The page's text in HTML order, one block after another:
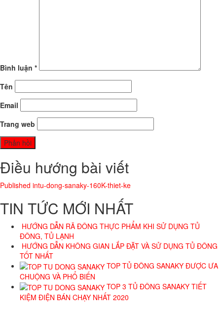
Bình luận *
Tên
Email
Trang web
Điều hướng bài viết
Published intu-dong-sanaky-160K-thiet-ke
TIN TỨC MỚI NHẤT
HƯỚNG DẪN RÃ ĐÔNG THỰC PHẨM KHI SỬ DỤNG TỦ
ĐÔNG, TỦ LẠNH
HƯỚNG DẪN KHÔNG GIAN LẮP ĐẶT VÀ SỬ DỤNG TỦ ĐÔNG
TỐT NHẤT
TOP TỦ ĐÔNG SANAKY ĐƯỢC ƯA
CHUỘNG VÀ PHỔ BIẾN
TOP 3 TỦ ĐÔNG SANAKY TIẾT
KIỆM ĐIỆN BÁN CHẠY NHẤT 2020